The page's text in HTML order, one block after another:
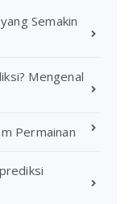
Semakin
Mengenal
Permainan